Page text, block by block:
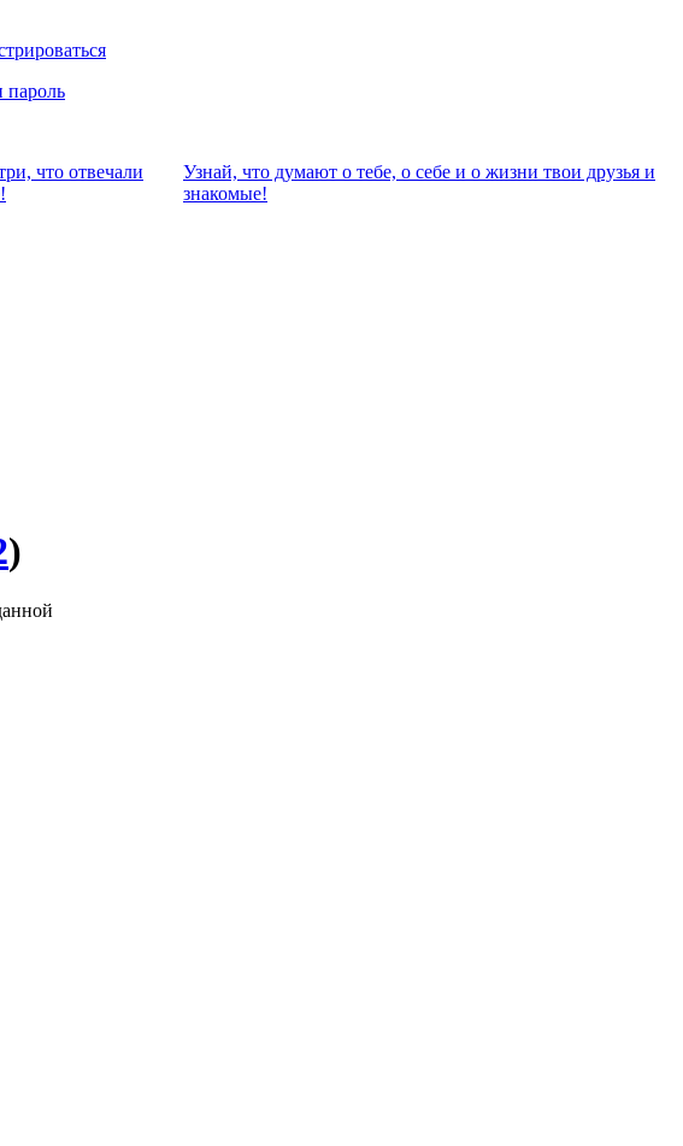
пароль
что отвeчали
Узнай, что думают о тебе, о себе и о жизни твои друзья и
знакомые!
)